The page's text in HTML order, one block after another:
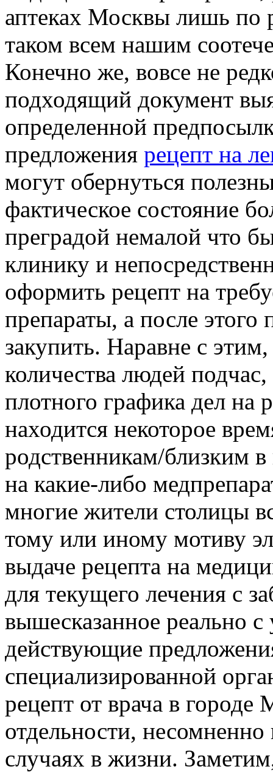
аптеках Москвы лишь по
таком всем нашим
Конечно же, вовсе не
подходящий документ
определенной
предложения рецепт на
могут обернуться
фактическое состояние
преградой немалой что
клинику и
оформить рецепт на
препараты, а после этого
закупить. Наравне с
количества людей
плотного графика дел на
находится некоторое
родственникам/близким
на какие-либо
многие жители столицы
тому или иному мотиву
выдаче рецепта на
для текущего лечения с
вышесказанное реально с
действующие
специализированной
рецепт от врача в
отдельности,
случаях в жизни.